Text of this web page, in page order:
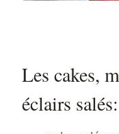
Les cakes,
éclairs salés: